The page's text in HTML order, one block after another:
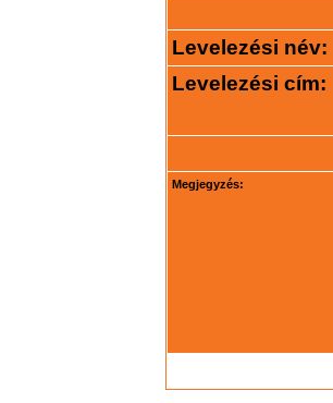
Levelezési név:
Levelezési cím:
Megjegyzés: